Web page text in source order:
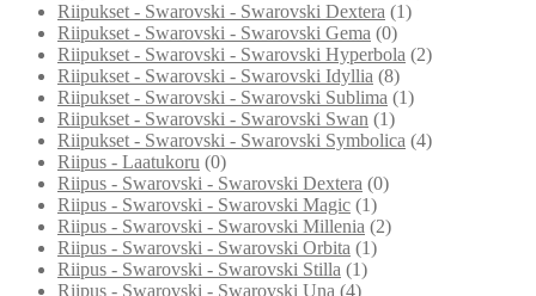
Riipukset - Swarovski - Swarovski Dextera (1)
Riipukset - Swarovski - Swarovski Gema (0)
Riipukset - Swarovski - Swarovski Hyperbola (2)
Riipukset - Swarovski - Swarovski Idyllia (8)
Riipukset - Swarovski - Swarovski Sublima (1)
Riipukset - Swarovski - Swarovski Swan (1)
Riipukset - Swarovski - Swarovski Symbolica (4)
Riipus - Laatukoru (0)
Riipus - Swarovski - Swarovski Dextera (0)
Riipus - Swarovski - Swarovski Magic (1)
Riipus - Swarovski - Swarovski Millenia (2)
Riipus - Swarovski - Swarovski Orbita (1)
Riipus - Swarovski - Swarovski Stilla (1)
Riipus - Swarovski - Swarovski Una (4)